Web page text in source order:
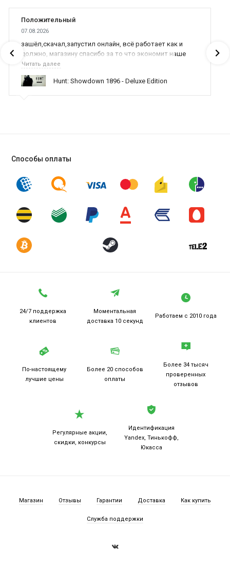
Положительный
07.08.2026
зашёл,скачал,запустил онлайн, всё работает как и
должно, магазину спасибо за то что экономит наше
время,нервы и деньги, ребята вы красава оказываете
поддержку населению и походу из всех только вы и
оказываете помощь
Читать далее
Hunt: Showdown 1896 - Deluxe Edition
Способы оплаты
24/7 поддержка
клиентов
Моментальная
доставка 10 секунд
Работаем с 2010 года
По-настоящему
лучшие цены
Более 20 способов
оплаты
Более 34 тысяч
проверенных
отзывов
Регулярные акции,
скидки, конкурсы
Идентификация
Yandex, Тинькофф,
Юкасса
Магазин Отзывы Гарантии Доставка Как купить
Служба поддержки